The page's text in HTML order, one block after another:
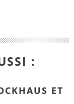
:
ET